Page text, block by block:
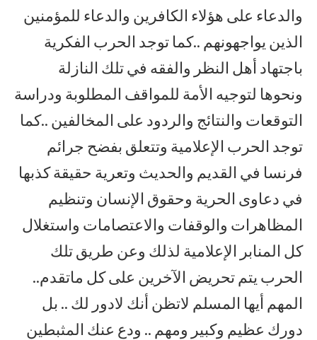
والدعاء على هؤلاء الكافرين والدعاء للمؤمنين
الذين يواجهونهم ..كما توجد الحرب الفكرية
باجتهاد أهل النظر والفقه في تلك النازلة
ونحوها لتوجيه الأمة للمواقف المطلوبة ودراسة
التوقعات والنتائج والردود على المخالفين ..كما
توجد الحرب الإعلامية وتتعلق بفضح جرائم
فرنسا في القديم والحديث وتعرية حقيقة كذبها
في دعاوى الحرية وحقوق الإنسان وتنظيم
المظاهرات والوقفات والاعتصامات واستغلال
كل المنابر الإعلامية لذلك وعن طريق تلك
الحرب يتم تحريض الآخرين على كل ماتقدم..
المهم أيها المسلم لاتظن أنك لادور لك .. بل
دورك عظيم وكبير ومهم .. ودع عنك المثبطين